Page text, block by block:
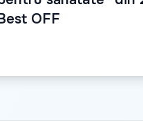
OFF